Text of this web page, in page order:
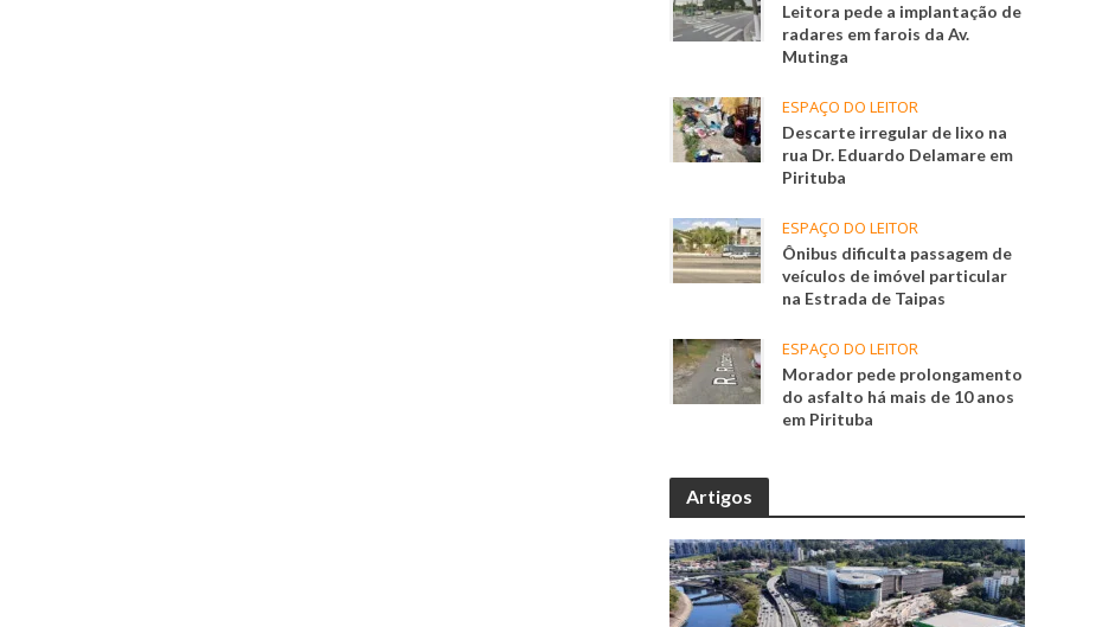
Leitora pede a implantação de
radares em farois da Av.
Mutinga
ESPAÇO DO LEITOR
Descarte irregular de lixo na
rua Dr. Eduardo Delamare em
Pirituba
ESPAÇO DO LEITOR
Ônibus dificulta passagem de
veículos de imóvel particular
na Estrada de Taipas
ESPAÇO DO LEITOR
Morador pede prolongamento
do asfalto há mais de 10 anos
em Pirituba
Artigos